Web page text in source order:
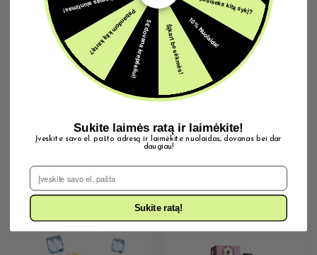
– Geriausiai tinka žemo galingumo pod įrenginiams ir
MTL sistemoms
– Pastovus skonis, tinkantis visos dienos garinimui
**Geriausiam rezultatui** naudokite su aukštesnės varžos
kaitikliu ir vidutine oro tėkme – taip skonis išliks ryškus, o
Susijusios prekės
10% Nuolaida!
Šįkart be sėkmės!
5€ dovana krepšeliui!
Pabandom kitą kartą?
Sukite laimės ratą ir laimėkite!
Įveskite savo el. pašto adresą ir laimėkite nuolaidas, dovanas bei dar
daugiau!
El. Pašto adresas
Sukite ratą!